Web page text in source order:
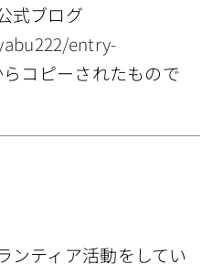
式ブログ
entry-
らコピーされたもので
ンティア活動をしてい